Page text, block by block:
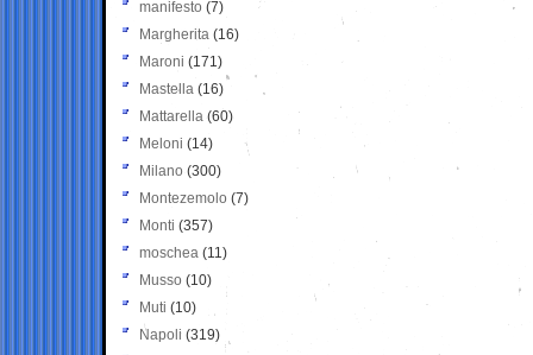
manifesto (7)
Margherita (16)
Maroni (171)
Mastella (16)
Mattarella (60)
Meloni (14)
Milano (300)
Montezemolo (7)
Monti (357)
moschea (11)
Musso (10)
Muti (10)
Napoli (319)